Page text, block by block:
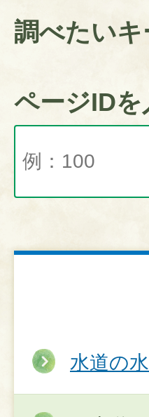
調べたい
ページIDを
水道の